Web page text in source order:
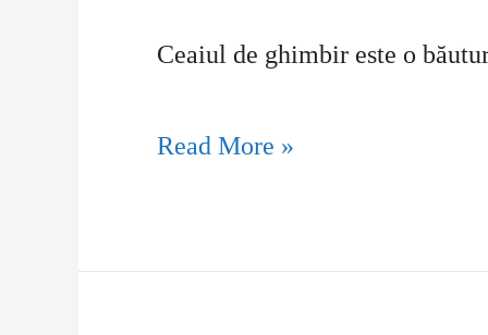
Ceaiul de ghimbir este o
Read More »